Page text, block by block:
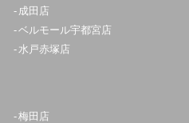
成田店
ベルモール宇都宮店
水戸赤塚店
梅田店